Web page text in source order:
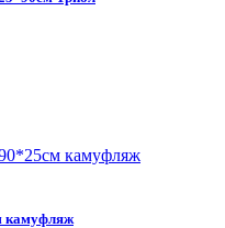
камуфляж